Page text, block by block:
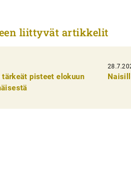
liittyvät artikkelit
pisteet elokuun